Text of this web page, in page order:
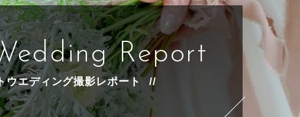
Report
ウエディング撮影レポート